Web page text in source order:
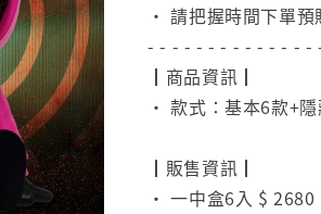
• 請把握時間下單預
- - - - - - - - - - - - - -
┃商品資訊┃
• 款式：基本6款+
┃販售資訊┃
• 一中盒6入 $ 2680